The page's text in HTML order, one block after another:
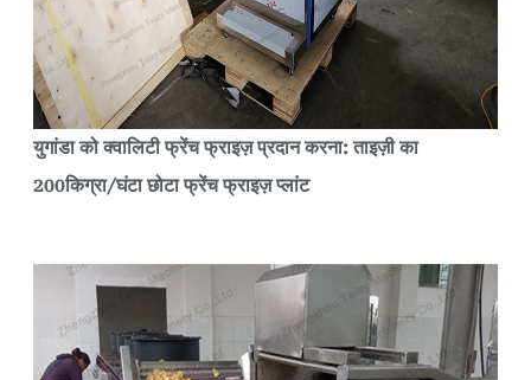
युगांडा को क्वालिटी फ्रेंच फ्राइज़ प्रदान करना: ताइज़ी का
200किग्रा/घंटा छोटा फ्रेंच फ्राइज़ प्लांट